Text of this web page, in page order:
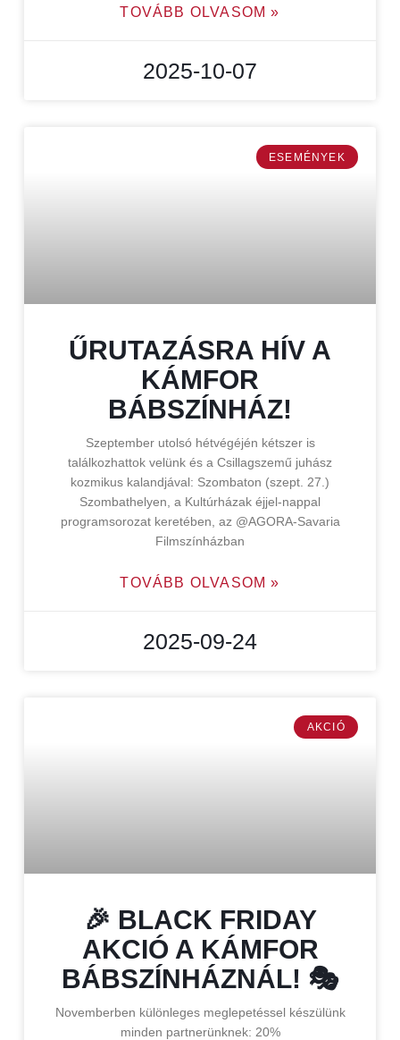
TOVÁBB OLVASOM »
2025-10-07
ESEMÉNYEK
ŰRUTAZÁSRA HÍV A
KÁMFOR
BÁBSZÍNHÁZ!
Szeptember utolsó hétvégéjén kétszer is
találkozhattok velünk és a Csillagszemű juhász
kozmikus kalandjával: Szombaton (szept. 27.)
Szombathelyen, a Kultúrházak éjjel-nappal
programsorozat keretében, az @AGORA-Savaria
Filmszínházban
TOVÁBB OLVASOM »
2025-09-24
AKCIÓ
🎉 BLACK FRIDAY
AKCIÓ A KÁMFOR
BÁBSZÍNHÁZNÁL! 🎭
Novemberben különleges meglepetéssel készülünk
minden partnerünknek: 20%